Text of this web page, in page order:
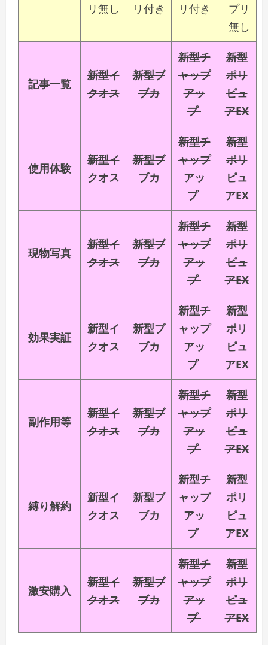
リ無し リ付き リ付き
プリ
無し
記事一覧
新型イ
クオス
新型ブ
ブカ
新型チ
ャップ
アッ
プ
新型
ポリ
ピュ
アEX
使用体験
新型イ
クオス
新型ブ
ブカ
新型チ
ャップ
アッ
プ
新型
ポリ
ピュ
アEX
現物写真
新型イ
クオス
新型ブ
ブカ
新型チ
ャップ
アッ
プ
新型
ポリ
ピュ
アEX
効果実証
新型イ
クオス
新型ブ
ブカ
新型チ
ャップ
アッ
プ
新型
ポリ
ピュ
アEX
副作用等
新型イ
クオス
新型ブ
ブカ
新型チ
ャップ
アッ
プ
新型
ポリ
ピュ
アEX
縛り解約
新型イ
クオス
新型ブ
ブカ
新型チ
ャップ
アッ
プ
新型
ポリ
ピュ
アEX
激安購入
新型イ
クオス
新型ブ
ブカ
新型チ
ャップ
アッ
プ
新型
ポリ
ピュ
アEX